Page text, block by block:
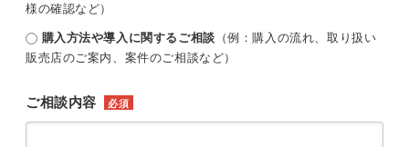
様の確認など）
購入方法や導入に関するご相談 （例：購入の流れ、取り扱い
販売店のご案内、案件のご相談など）
ご相談内容 必須